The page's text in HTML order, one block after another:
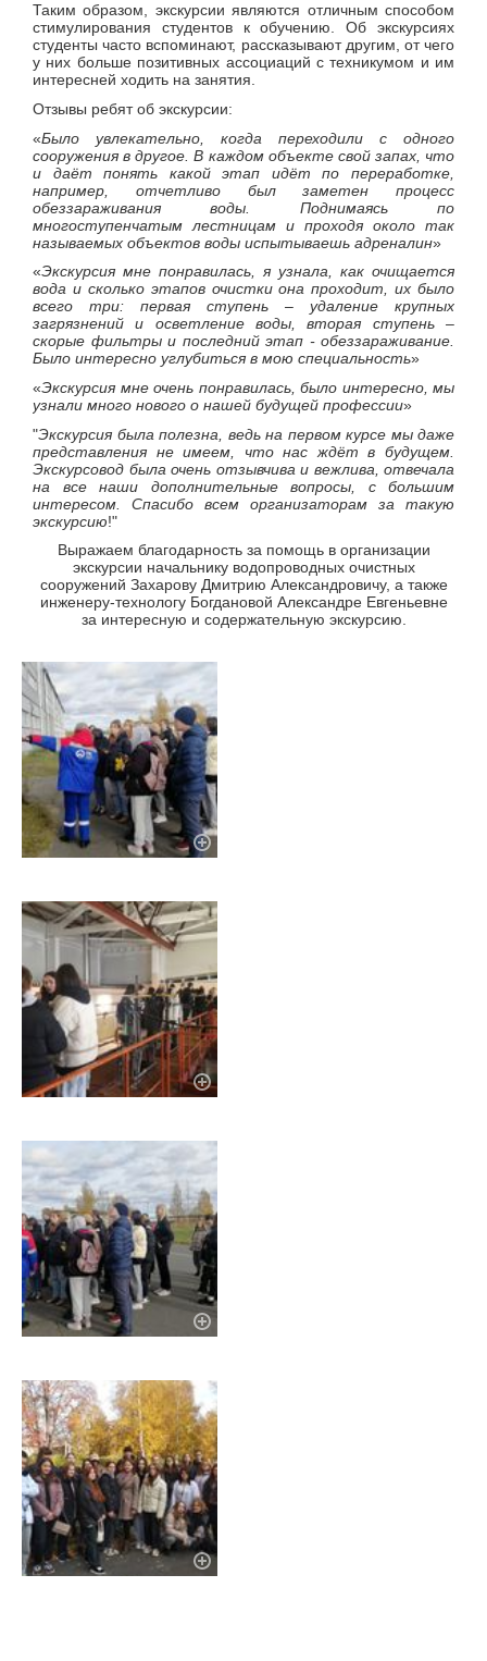
Таким образом, экскурсии являются отличным способом
стимулирования студентов к обучению. Об экскурсиях
студенты часто вспоминают, рассказывают другим, от чего
у них больше позитивных ассоциаций с техникумом и им
интересней ходить на занятия.
Отзывы ребят об экскурсии:
«Было увлекательно, когда переходили с одного
сооружения в другое. В каждом объекте свой запах, что
и даёт понять какой этап идёт по переработке,
например, отчетливо был заметен процесс
обеззараживания воды. Поднимаясь по
многоступенчатым лестницам и проходя около так
называемых объектов воды испытываешь адреналин»
«Экскурсия мне понравилась, я узнала, как очищается
вода и сколько этапов очистки она проходит, их было
всего три: первая ступень – удаление крупных
загрязнений и осветление воды, вторая ступень –
скорые фильтры и последний этап - обеззараживание.
Было интересно углубиться в мою специальность»
«Экскурсия мне очень понравилась, было интересно, мы
узнали много нового о нашей будущей профессии»
"Экскурсия была полезна, ведь на первом курсе мы даже
представления не имеем, что нас ждёт в будущем.
Экскурсовод была очень отзывчива и вежлива, отвечала
на все наши дополнительные вопросы, с большим
интересом. Спасибо всем организаторам за такую
экскурсию!"
Выражаем благодарность за помощь в организации
экскурсии начальнику водопроводных очистных
сооружений Захарову Дмитрию Александровичу, а также
инженеру-технологу Богдановой Александре Евгеньевне
за интересную и содержательную экскурсию.